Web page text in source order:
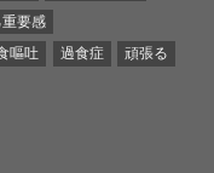
重要感
嘔吐 過食症
頑張る